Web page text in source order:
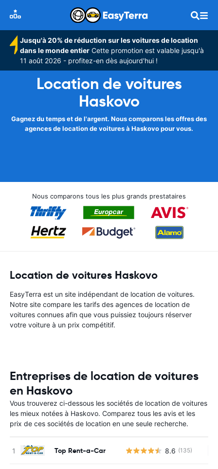
Jusqu'à 20% de réduction sur les voitures de location
dans le monde entier Cette promotion est valable jusqu'à
11 août 2026 - profitez-en dès aujourd'hui !
Location de voitures
Haskovo
Gagnez du temps et de l'argent. Nous comparons les offres des
agences de location de voitures à Haskovo pour vous.
Nous comparons tous les plus grands prestataires
Location de voitures Haskovo
EasyTerra est un site indépendant de location de voitures.
Notre site compare les tarifs des agences de location de
voitures connues afin que vous puissiez toujours réserver
votre voiture à un prix compétitif.
Entreprises de location de voitures
en Haskovo
Vous trouverez ci-dessous les sociétés de location de voitures
les mieux notées à Haskovo. Comparez tous les avis et les
prix de ces sociétés de location en une seule recherche.
Top Rent-a-Car 8.6 (135)